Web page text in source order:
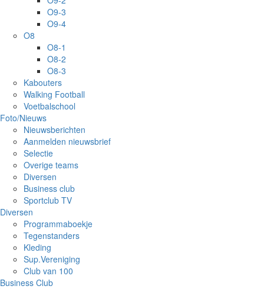
O9-3
O9-4
O8
O8-1
O8-2
O8-3
Kabouters
Walking Football
Voetbalschool
Foto/Nieuws
Nieuwsberichten
Aanmelden nieuwsbrief
Selectie
Overige teams
Diversen
Business club
Sportclub TV
Diversen
Programmaboekje
Tegenstanders
Kleding
Sup.Vereniging
Club van 100
Business Club